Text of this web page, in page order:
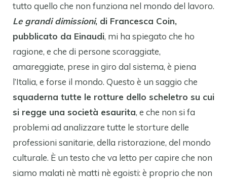
tutto quello che non funziona nel mondo del lavoro.
Le grandi dimissioni, di Francesca Coin,
pubblicato da Einaudi, mi ha spiegato che ho
ragione, e che di persone scoraggiate,
amareggiate, prese in giro dal sistema, è piena
l’Italia, e forse il mondo. Questo è un saggio che
squaderna tutte le rotture dello scheletro su cui
si regge una società esaurita, e che non si fa
problemi ad analizzare tutte le storture delle
professioni sanitarie, della ristorazione, del mondo
culturale. È un testo che va letto per capire che non
siamo malati nè matti nè egoisti: è proprio che non